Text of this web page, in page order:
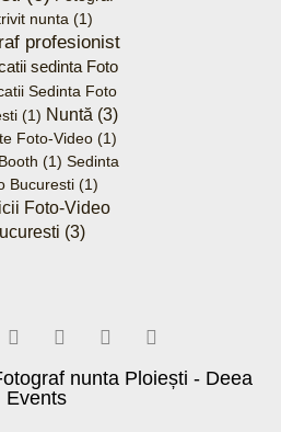
nunta (1)
profesionist
sedinta Foto
Sedinta Foto
(1) Nuntă (3)
Foto-Video(1)
(1) Sedinta
Bucuresti(1)
Foto-Video
(3)
i
b
b
b
l
u
t
u
b
e
n
t
e
r
d
i
u
m
nunta Ploiești - Deea
Events